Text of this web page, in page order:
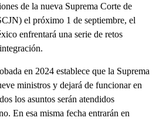
de la nueva Suprema Corte de
el próximo 1 de septiembre, el
enfrentará una serie de retos
en 2024 establece que la Suprema
ministros y dejará de funcionar en
los asuntos serán atendidos
En esa misma fecha entrarán en